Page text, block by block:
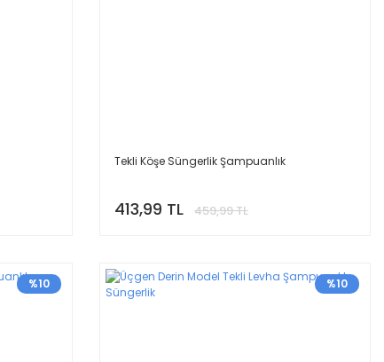
Tekli Köşe Süngerlik Şampuanlık
413,99 TL 459,99 TL
%10 %10